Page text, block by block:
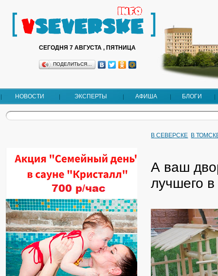
СЕГОДНЯ 7 АВГУСТА , ПЯТНИЦА
ПОДЕЛИТЬСЯ…
НОВОСТИ ЭКСПЕРТЫ АФИША БЛОГИ
В СЕВЕРСКЕ В
А ваш
лучшего